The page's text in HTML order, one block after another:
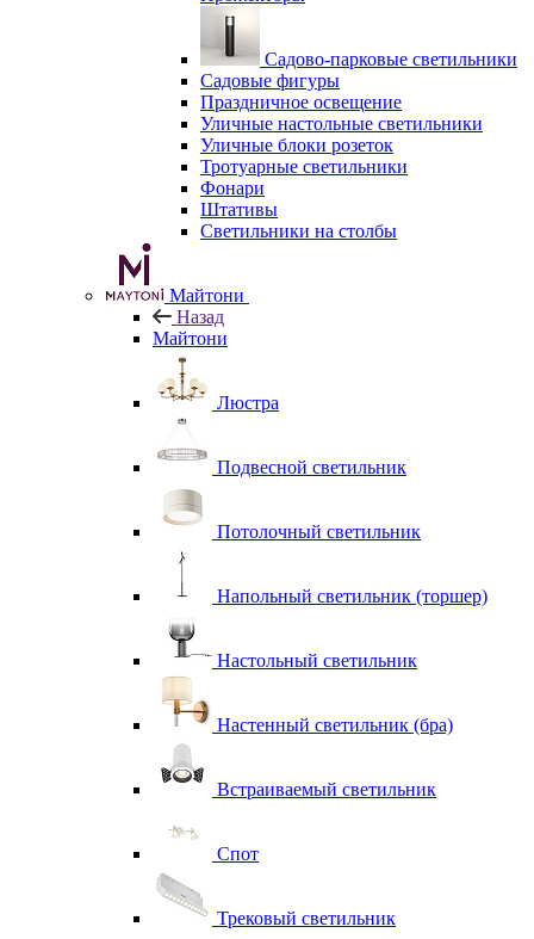
Садово-парковые светильники
Садовые фигуры
Праздничное освещение
Уличные настольные светильники
Уличные блоки розеток
Тротуарные светильники
Фонари
Штативы
Светильники на столбы
Майтони
Назад
Майтони
Люстра
Подвесной светильник
Потолочный светильник
Напольный светильник (торшер)
Настольный светильник
Настенный светильник (бра)
Встраиваемый светильник
Спот
Трековый светильник